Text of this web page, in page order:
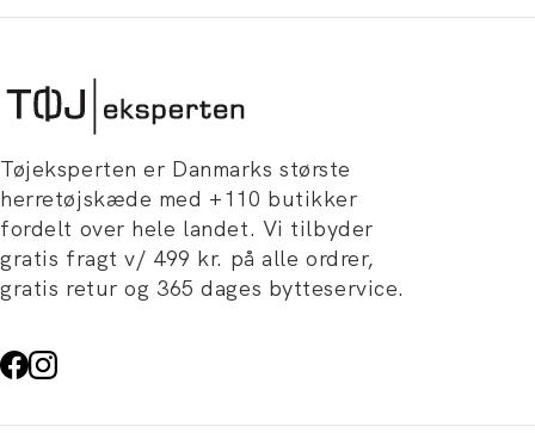
Tøjeksperten er Danmarks største
herretøjskæde med +110 butikker
fordelt over hele landet. Vi tilbyder
gratis fragt v/ 499 kr. på alle ordrer,
gratis retur og 365 dages bytteservice.